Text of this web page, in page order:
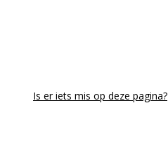
Is er iets mis op deze pagina?